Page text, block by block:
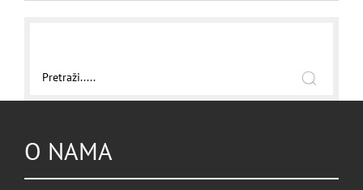
O NAMA